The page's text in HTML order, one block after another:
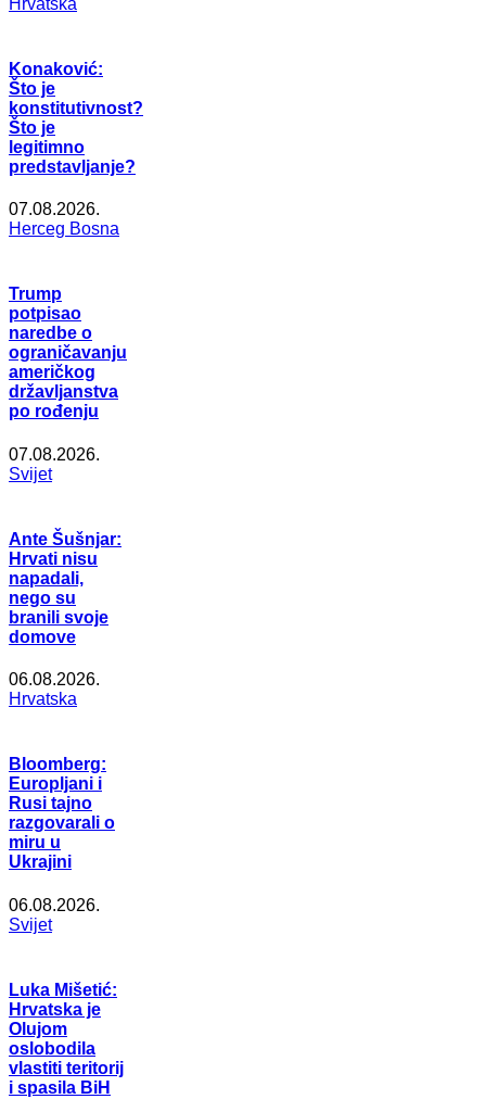
Konaković:
Što je
konstitutivnost?
Što je
legitimno
predstavljanje?
07.08.2026.
Herceg Bosna
Trump
potpisao
naredbe o
ograničavanju
američkog
državljanstva
po rođenju
07.08.2026.
Svijet
Ante Šušnjar:
Hrvati nisu
napadali,
nego su
branili svoje
domove
06.08.2026.
Hrvatska
Bloomberg:
Europljani i
Rusi tajno
razgovarali o
miru u
Ukrajini
06.08.2026.
Svijet
Luka Mišetić:
Hrvatska je
Olujom
oslobodila
vlastiti teritorij
i spasila BiH